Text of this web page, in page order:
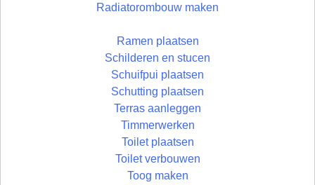
Radiatorombouw maken
Ramen plaatsen
Schilderen en stucen
Schuifpui plaatsen
Schutting plaatsen
Terras aanleggen
Timmerwerken
Toilet plaatsen
Toilet verbouwen
Toog maken